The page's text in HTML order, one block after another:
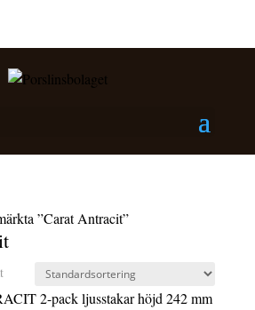
”Carat Antracit”